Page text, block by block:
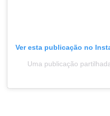
Ver esta publicação no
Uma publicação